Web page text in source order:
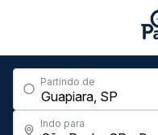
Partindo de
Indo para